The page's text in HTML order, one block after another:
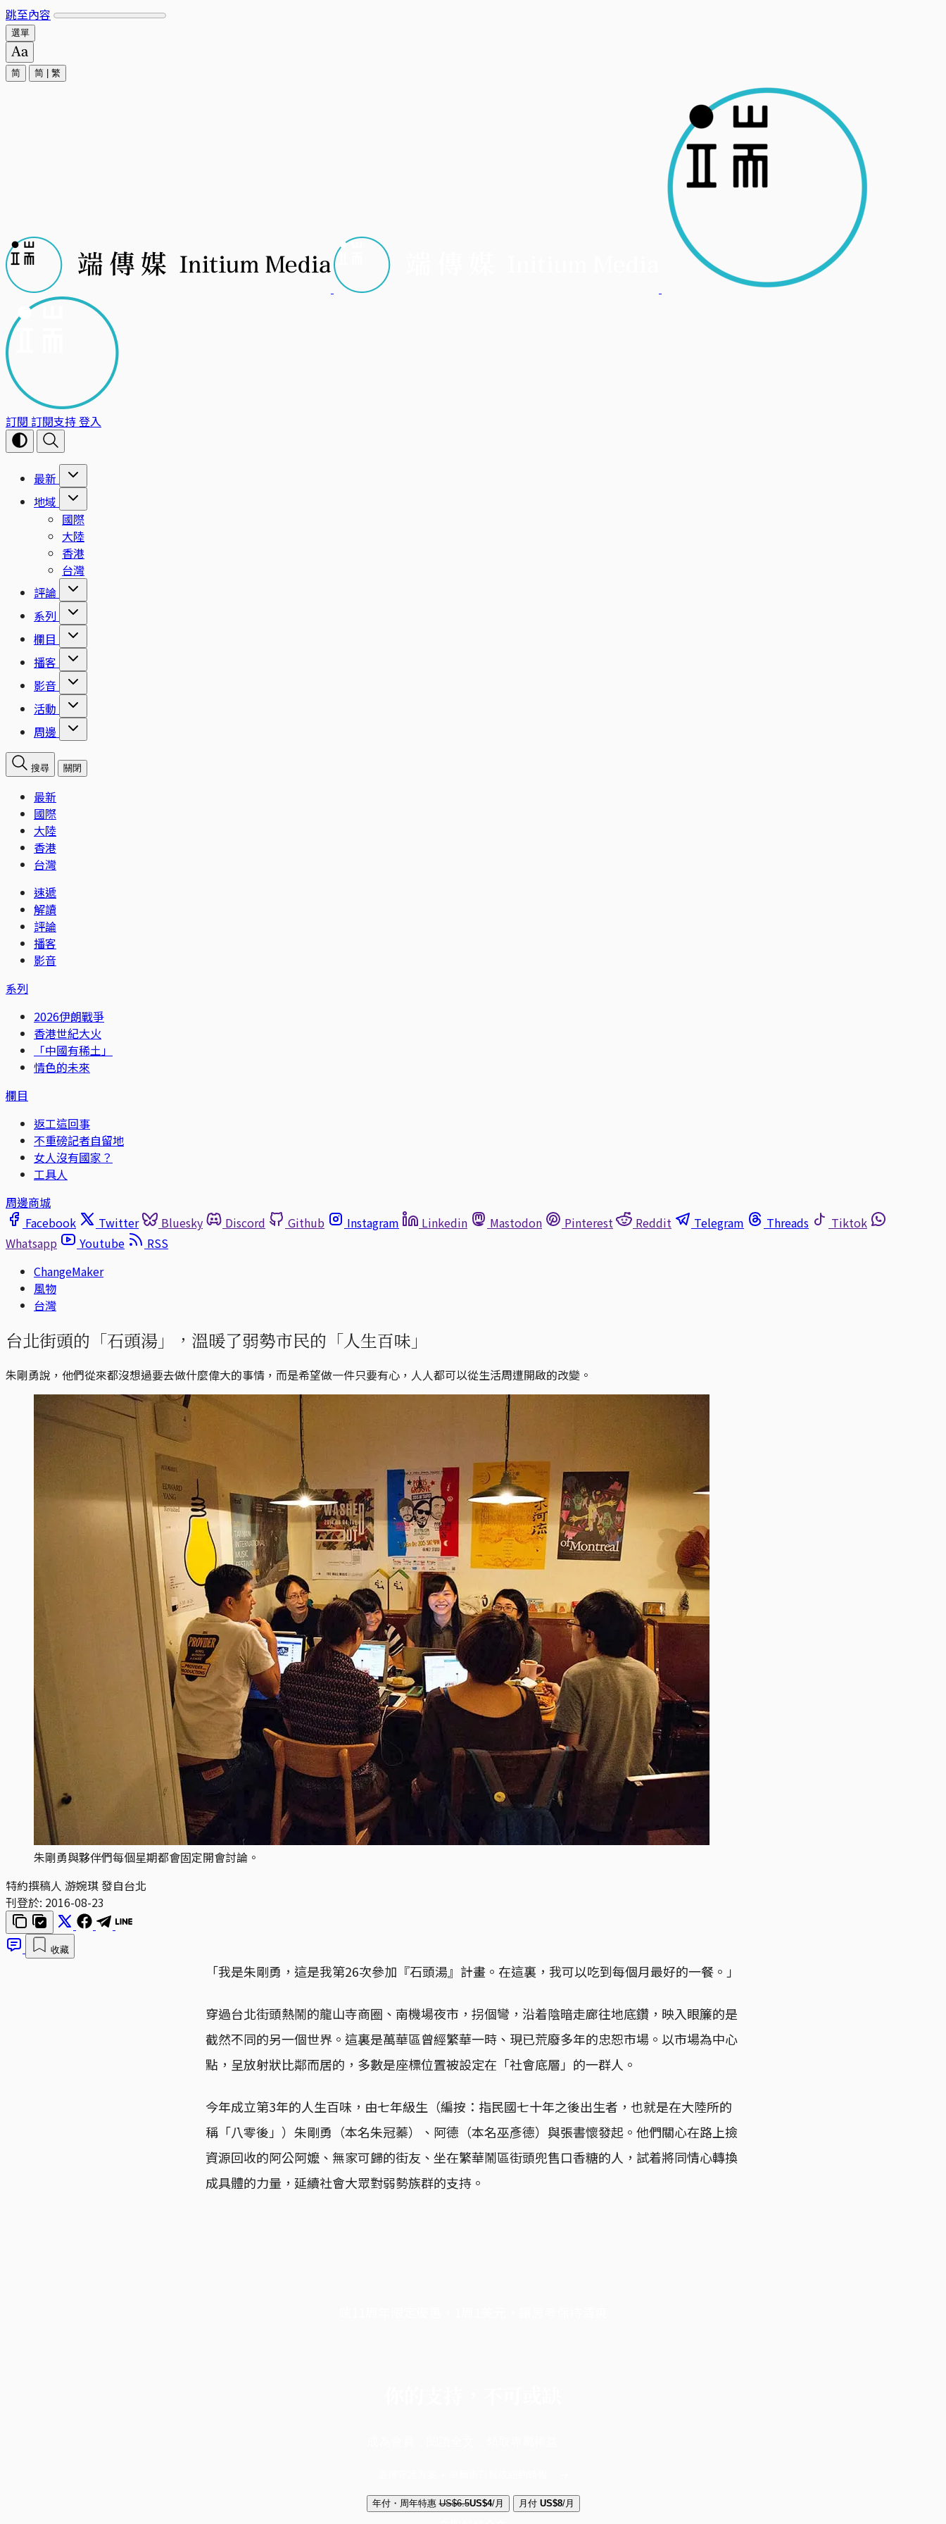
跳至內容
選單
简 简 繁
訂閱 訂閱支持登入
最新
地域
國際
大陸
香港
台灣
評論
系列
欄目
播客
影音
活動
周邊
搜尋 關閉
最新
國際
大陸
香港
台灣
速遞
解讀
評論
播客
影音
系列
2026伊朗戰爭
香港世紀大火
「中國有稀土」
情色的未來
欄目
返工這回事
不重磅記者自留地
女人沒有國家？
工具人
周邊商城
Facebook
Twitter Bluesky Discord Github Instagram Linkedin Mastodon Pinterest Reddit Telegram Threads
Tiktok
Whatsapp
Youtube
RSS
ChangeMaker
風物
台灣
台北街頭的「石頭湯」，溫暖了弱勢市民的「人生百味」
朱剛勇說，他們從來都沒想過要去做什麼偉大的事情，而是希望做一件只要有心，人人都可以從生活周遭開啟的改變。
朱剛勇與夥伴們每個星期都會固定開會討論。
特約撰稿人 游婉琪 發自台北
刊登於: 2016-08-23
收藏
「我是朱剛勇，這是我第26次參加『石頭湯』計畫。在這裏，我可以吃到每個月最好的一餐。」
穿過台北街頭熱鬧的龍山寺商圈、南機場夜市，拐個彎，沿着陰暗走廊往地底鑽，映入眼簾的是
截然不同的另一個世界。這裏是萬華區曾經繁華一時、現已荒廢多年的忠恕市場。以市場為中心
點，呈放射狀比鄰而居的，多數是座標位置被設定在「社會底層」的一群人。
今年成立第3年的人生百味，由七年級生（編按：指民國七十年之後出生者，也就是在大陸所的
稱「八零後」）朱剛勇（本名朱冠蓁）、阿德（本名巫彥德）與張書懷發起。他們關心在路上撿
資源回收的阿公阿嬤、無家可歸的街友、坐在繁華鬧區街頭兜售口香糖的人，試着將同情心轉換
成具體的力量，延續社會大眾對弱勢族群的支持。
年付・周年特惠 US$6.5US$4/月 月付 US$8/月